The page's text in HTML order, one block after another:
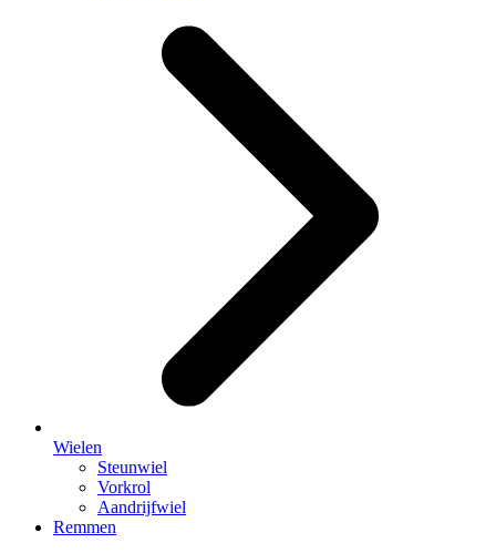
Wielen
Steunwiel
Vorkrol
Aandrijfwiel
Remmen